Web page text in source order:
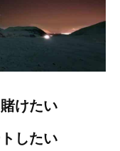
けたい
したい